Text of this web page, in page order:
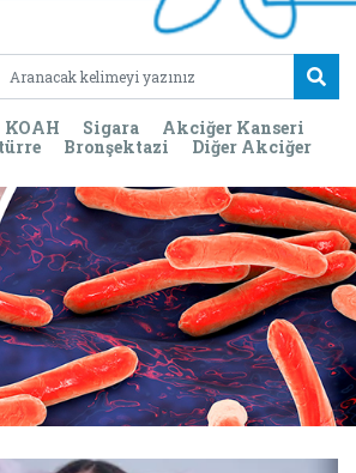
KOAH Sigara
Akciğer Kanseri
Bronşektazi
Diğer Akciğer